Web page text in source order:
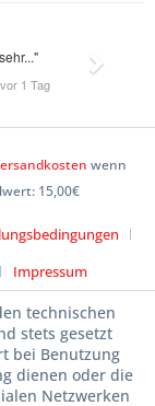
wenn
15,00€
Impressum
technischen
stets gesetzt
bei Benutzung
dienen oder die
Netzwerken